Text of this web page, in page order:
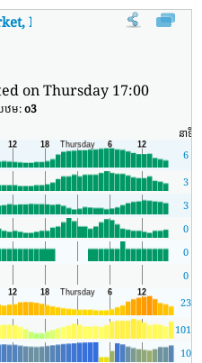
Northern Virginia សន្ទស្សន៍
on Thursday 17:00
ឋម:o3
នាទី
6
3
3
0
0
0
23
1014
10